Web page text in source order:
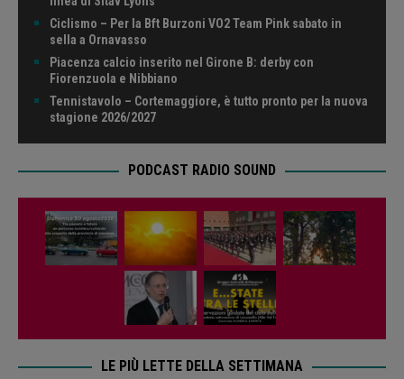
Ciclismo – Per la Bft Burzoni VO2 Team Pink sabato in
sella a Ornavasso
Piacenza calcio inserito nel Girone B: derby con
Fiorenzuola e Nibbiano
Tennistavolo – Cortemaggiore, è tutto pronto per la nuova
stagione 2026/2027
PODCAST RADIO SOUND
LE PIÙ LETTE DELLA SETTIMANA